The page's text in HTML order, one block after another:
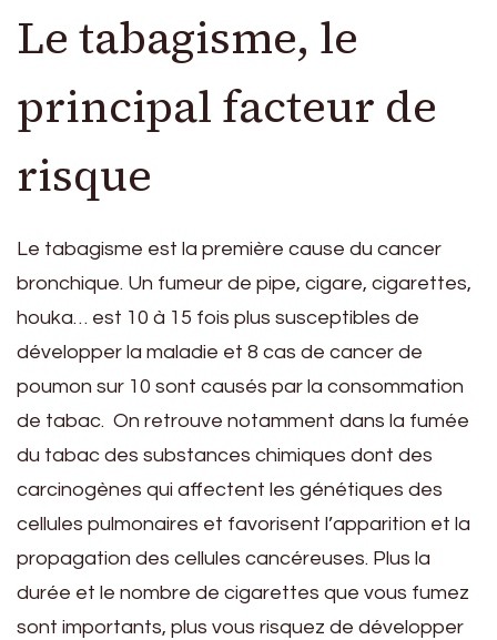
Le tabagisme, le
principal facteur de
risque
Le tabagisme est la première cause du cancer
bronchique. Un fumeur de pipe, cigare, cigarettes,
houka… est 10 à 15 fois plus susceptibles de
développer la maladie et 8 cas de cancer de
poumon sur 10 sont causés par la consommation
de tabac. On retrouve notamment dans la fumée
du tabac des substances chimiques dont des
carcinogènes qui affectent les génétiques des
cellules pulmonaires et favorisent l’apparition et la
propagation des cellules cancéreuses. Plus la
durée et le nombre de cigarettes que vous fumez
sont importants, plus vous risquez de développer